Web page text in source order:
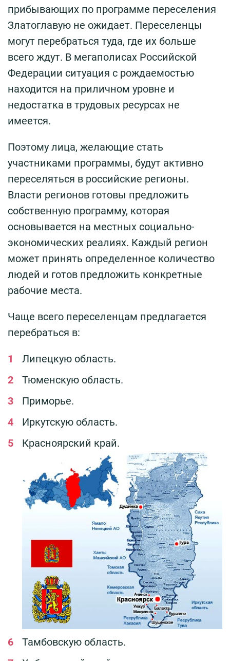
прибывающих по программе переселения
Златоглавую не ожидает. Переселенцы
могут перебраться туда, где их больше
всего ждут. В мегаполисах Российской
Федерации ситуация с рождаемостью
находится на приличном уровне и
недостатка в трудовых ресурсах не
имеется.
Поэтому лица, желающие стать
участниками программы, будут активно
переселяться в российские регионы.
Власти регионов готовы предложить
собственную программу, которая
основывается на местных социально-
экономических реалиях. Каждый регион
может принять определенное количество
людей и готов предложить конкретные
рабочие места.
Чаще всего переселенцам предлагается
перебраться в:
Липецкую область.
Тюменскую область.
Приморье.
Иркутскую область.
Красноярский край.
Тамбовскую область.